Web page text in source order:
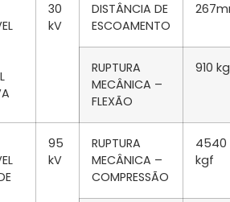
30
kV
DISTÂNCIA DE
ESCOAMENTO
RUPTURA
MECÂNICA –
FLEXÃO
910
95
kV
RUPTURA
MECÂNICA –
COMPRESSÃO
4540
kgf